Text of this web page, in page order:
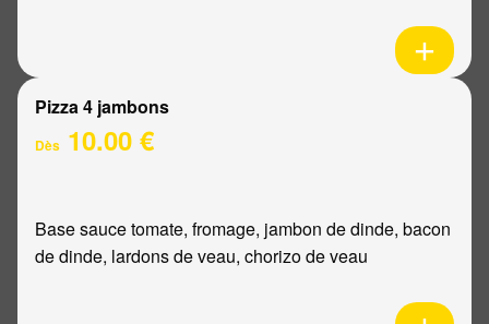
Pizza 4 jambons
Dès 10.00 €
Base sauce tomate, fromage, jambon de dinde, bacon
de dinde, lardons de veau, chorizo de veau